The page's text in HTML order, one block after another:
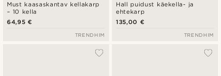
Must kaasaskantav kellakarp
– 10 kella
64,95 €
TRENDHIM
Hall puidust käekella- ja
ehtekarp
135,00 €
TRENDHIM